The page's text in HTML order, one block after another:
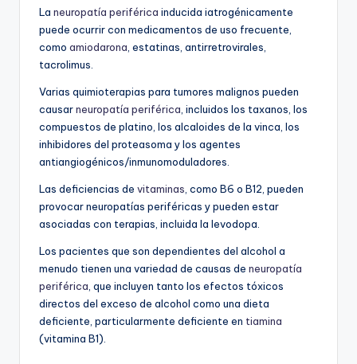
La neuropatía periférica inducida iatrogénicamente
puede ocurrir con medicamentos de uso frecuente,
como amiodarona , estatinas, antirretrovirales,
tacrolimus.
Varias quimioterapias para tumores malignos pueden
causarneuropatía periférica , incluidos los taxanos, los
compuestos de platino, los alcaloides de la vinca, los
inhibidores del proteasoma y los agentes
antiangiogénicos/inmunomoduladores.
Las deficiencias de vitaminas , como B6 o B12, pueden
provocar neuropatías periféricas y pueden estar
asociadas con terapias, incluida la levodopa.
Los pacientes que son dependientes del alcohol a
menudo tienen una variedad de causas de neuropatía
periférica , que incluyen tanto los efectos tóxicos
directos del exceso de alcohol como una dieta
deficiente, particularmente deficiente en tiamina
(vitamina B1).